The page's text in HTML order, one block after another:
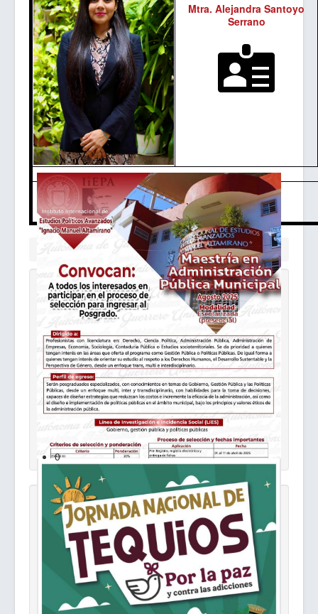
Mtra. Alejandra Santoyo
Serrano
Está aquí: Núcleo Académico
Convocatoria MAPM
0
Retribución Social